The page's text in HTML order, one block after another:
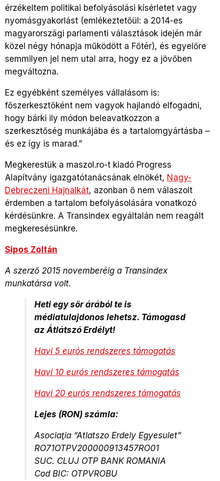
érzékeltem politikai befolyásolási kísérletet vagy
nyomásgyakorlást (emlékeztetőül: a 2014-es
magyarországi parlamenti választások idején már
közel négy hónapja működött a Főtér), és egyelőre
semmilyen jel nem utal arra, hogy ez a jövőben
megváltozna.
Ez egyébként személyes vállalásom is:
főszerkesztőként nem vagyok hajlandó elfogadni,
hogy bárki ily módon beleavatkozzon a
szerkesztőség munkájába és a tartalomgyártásba –
és ez így is marad.”
Megkerestük a maszol.ro-t kiadó Progress
Alapítvány igazgatótanácsának elnökét, Nagy-
Debreczeni Hajnalkát, azonban ő nem válaszolt
érdemben a tartalom befolyásolására vonatkozó
kérdésünkre. A Transindex egyáltalán nem reagált
megkeresésünkre.
Sipos Zoltán
A szerző 2015 novemberéig a Transindex
munkatársa volt.
Heti egy sör árából te is
médiatulajdonos lehetsz. Támogasd
az Átlátszó Erdélyt!
Havi 5 eurós rendszeres támogatás
Havi 10 eurós rendszeres támogatás
Havi 20 eurós rendszeres támogatás
Lejes (RON) számla:
Asociaţia “Atlatszo Erdely Egyesulet”
RO71OTPV200000913457RO01
SUC. CLUJ OTP BANK ROMANIA
Cod BIC: OTPVROBU